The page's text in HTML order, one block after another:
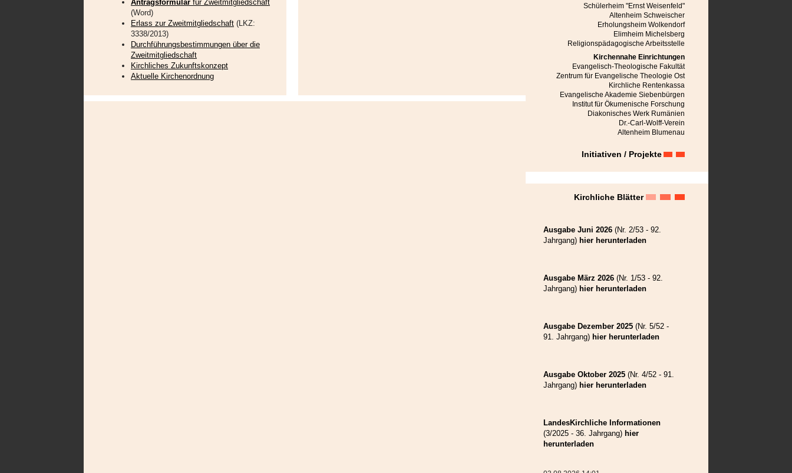
Niedereidisch
Nußbach
Obereidisch
Petersberg
Petersdorf bei Mühlbach
Râmnicu Vâlcea
Rauthal
Reps
Reschitz
Reussen
Reussmarkt
Roseln
Rosenau
Schässburg
Seiburg
Semlak
Tartlau
Urwegen
Zeiden
Schülerheim "Ernst Weisenfeld"
Altenheim Schweischer
Erholungsheim Wolkendorf
Elimheim Michelsberg
Religionspädagogische Arbeitsstelle
Kirchennahe Einrichtungen
Evangelisch-Theologische Fakultät
Zentrum für Evangelische Theologie Ost
Kirchliche Rentenkassa
Evangelische Akademie Siebenbürgen
Institut für Ökumenische Forschung
Diakonisches Werk Rumänien
Dr.-Carl-Wolff-Verein
Altenheim Blumenau
Initiativen / Projekte
Kirchliche Blätter
Ausgabe Juni 2026 (Nr. 2/53 - 92.
Jahrgang) hier herunterladen
Ausgabe März 2026 (Nr. 1/53 - 92.
Jahrgang) hier herunterladen
Ausgabe Dezember 2025 (Nr. 5/52 -
91. Jahrgang) hier herunterladen
Ausgabe Oktober 2025 (Nr. 4/52 - 91.
Jahrgang) hier herunterladen
LandesKirchliche Informationen
(3/2025 - 36. Jahrgang) hier
herunterladen
Antragsformular für Zweitmitgliedschaft
(Word)
Erlass zur Zweitmitgliedschaft (LKZ:
3338/2013)
Durchführungsbestimmungen über die
Zweitmitgliedschaft
Kirchliches Zukunftskonzept
Aktuelle Kirchenordnung